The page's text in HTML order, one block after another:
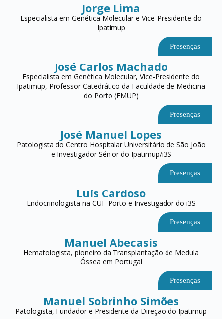
Jorge Lima
Especialista em Genética Molecular e Vice-Presidente do
Ipatimup
Presenças
José Carlos Machado
Especialista em Genética Molecular, Vice-Presidente do
Ipatimup, Professor Catedrático da Faculdade de Medicina
do Porto (FMUP)
Presenças
José Manuel Lopes
Patologista do Centro Hospitalar Universitário de São João
e Investigador Sénior do Ipatimup/i3S
Presenças
Luís Cardoso
Endocrinologista na CUF-Porto e Investigador do i3S
Presenças
Manuel Abecasis
Hematologista, pioneiro da Transplantação de Medula
Óssea em Portugal
Presenças
Manuel Sobrinho Simões
Patologista, Fundador e Presidente da Direção do Ipatimup